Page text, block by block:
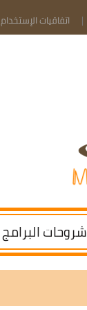
اتفاقيات الإستخدام
شروحات البرامج